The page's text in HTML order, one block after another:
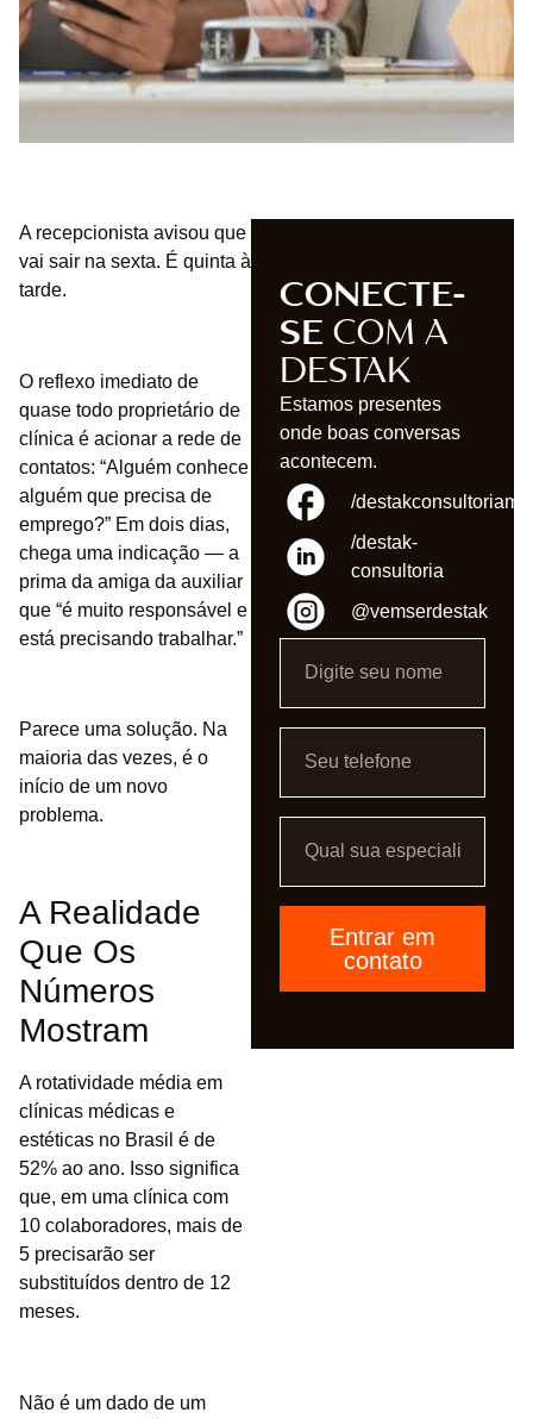
CONECTE-
SECOM A
DESTAK
Estamos presentes
onde boas conversas
acontecem.
/
/destak-
consultoria
@vemserdestak
Entrar em
contato
A recepcionista avisou que
vai sair na sexta. É quinta à
tarde.
O reflexo imediato de
quase todo proprietário de
clínica é acionar a rede de
contatos: “Alguém conhece
alguém que precisa de
emprego?” Em dois dias,
chega uma indicação — a
prima da amiga da auxiliar
que “é muito responsável e
está precisando trabalhar.”
Parece uma solução. Na
maioria das vezes, é o
início de um novo
problema.
A Realidade
Que Os
Números
Mostram
A rotatividade média em
clínicas médicas e
estéticas no Brasil é de
52% ao ano. Isso significa
que, em uma clínica com
10 colaboradores, mais de
5 precisarão ser
substituídos dentro de 12
meses.
Não é um dado de um